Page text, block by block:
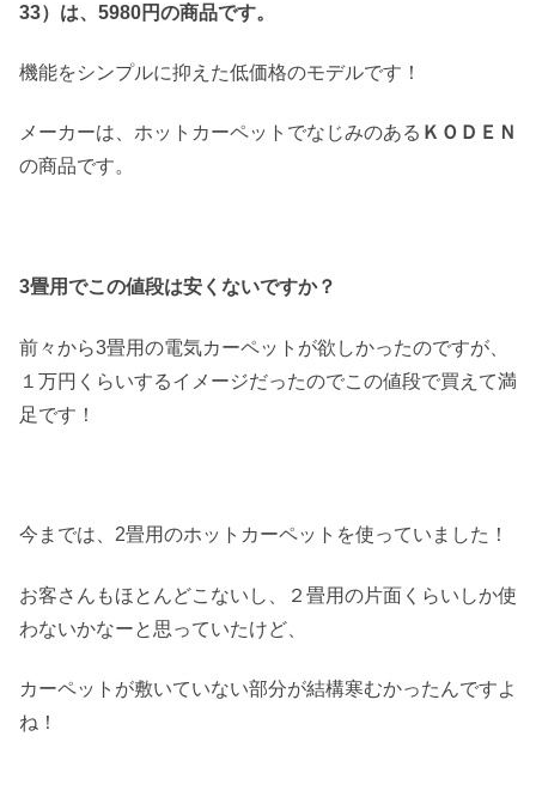
33）は、5980円の商品です。
機能をシンプルに抑えた低価格のモデルです！
メーカーは、ホットカーペットでなじみのある ＫＯＤＥＮ
の商品です。
3畳用でこの値段は安くないですか？
前々から3畳用の電気カーペットが欲しかったのですが、
１万円くらいするイメージだったのでこの値段で買えて満
足です！
今までは、2畳用のホットカーペットを使っていました！
お客さんもほとんどこないし、２畳用の片面くらいしか使
わないかなーと思っていたけど、
カーペットが敷いていない部分が結構寒むかったんですよ
ね！